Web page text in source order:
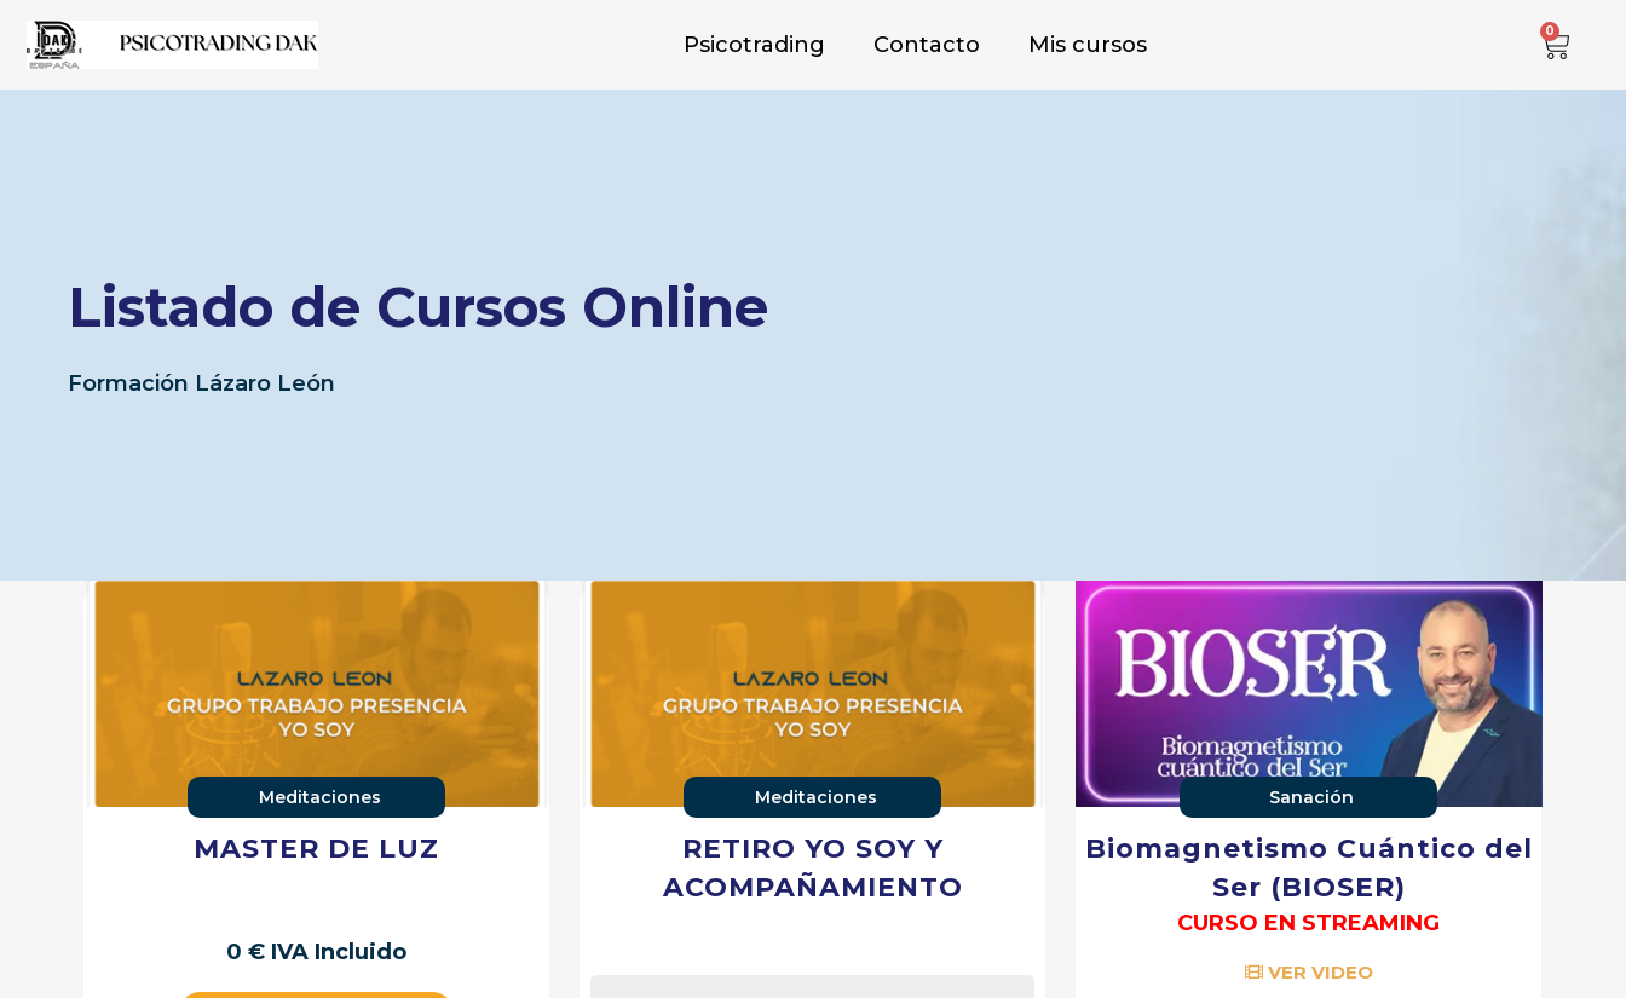
Psicotrading Contacto Mis cursos
0
Listado de Cursos Online
Formación Lázaro León
Meditaciones
MASTER DE LUZ
0 € IVA Incluido
Meditaciones
RETIRO YO SOY Y
ACOMPAÑAMIENTO
Sanación
Biomagnetismo Cuántico del
Ser (BIOSER)
CURSO EN STREAMING
VER VIDEO